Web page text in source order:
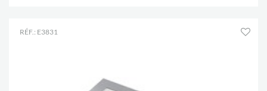
RÉF.: E3831